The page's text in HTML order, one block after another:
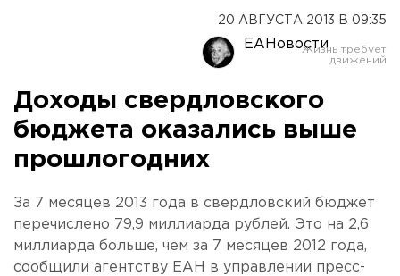
20 АВГУСТА 2013 В 09:35
ЕАНовости
Доходы свердловского
бюджета оказались выше
прошлогодних
За 7 месяцев 2013 года в свердловский бюджет
перечислено 79,9 миллиарда рублей. Это на 2,6
миллиарда больше, чем за 7 месяцев 2012 года,
сообщили агентству ЕАН в управлении пресс-